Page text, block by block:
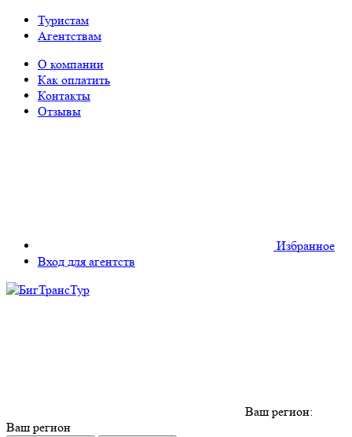
Туристам
Агентствам
О компании
Как оплатить
Контакты
Отзывы
Избранное
Вход для агентств
Ваш регион:
Ваш регион